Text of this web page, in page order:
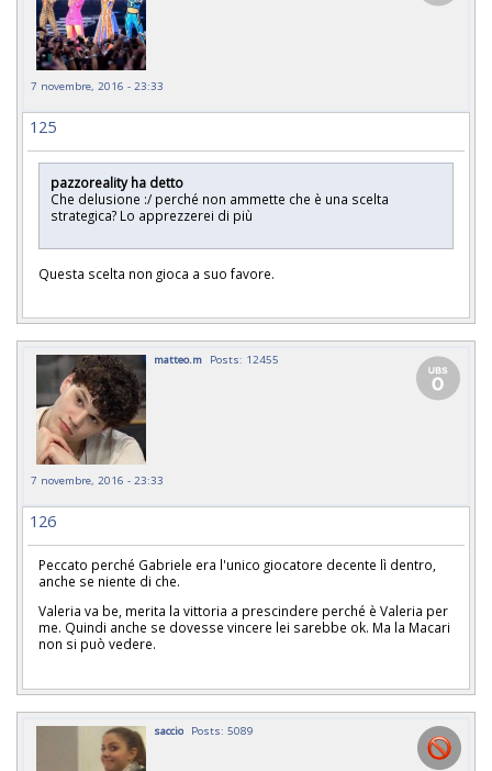
7 novembre, 2016 - 23:33
125
pazzoreality ha detto
Che delusione :/ perché non ammette che è una scelta
strategica? Lo apprezzerei di più
Questa scelta non gioca a suo favore.
matteo.m Posts: 12455
7 novembre, 2016 - 23:33
126
Peccato perché Gabriele era l'unico giocatore decente lì dentro,
anche se niente di che.
Valeria va be, merita la vittoria a prescindere perché è Valeria per
me. Quindi anche se dovesse vincere lei sarebbe ok. Ma la Macari
non si può vedere.
saccio Posts: 5089